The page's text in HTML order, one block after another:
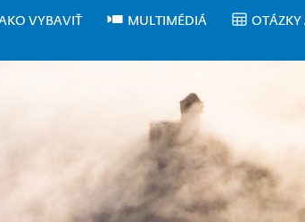
VYBAVIŤ MULTIMÉDIÁ